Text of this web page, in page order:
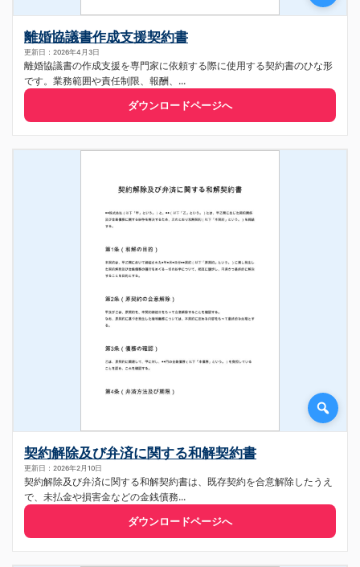
離婚協議書作成支援契約書
更新日：2026年4月3日
離婚協議書の作成支援を専門家に依頼する際に使用する契約書のひな形
です。業務範囲や責任制限、報酬、...
ダウンロードページへ
契約解除及び弁済に関する和解契約書
更新日：2026年2月10日
契約解除及び弁済に関する和解契約書は、既存契約を合意解除したうえ
で、未払金や損害金などの金銭債務...
ダウンロードページへ